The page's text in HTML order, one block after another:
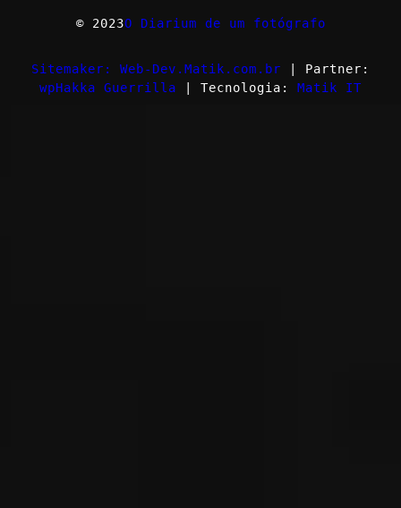
© 2023O Diarium de um fotógrafo
Sitemaker: Web-Dev.Matik.com.br | Partner:
wpHakka Guerrilla | Tecnologia: Matik IT